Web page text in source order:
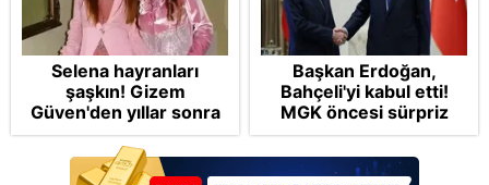
Selena hayranları
şaşkın! Gizem
Güven'den yıllar sonra
gelen Cansu Demirci
itirafı! "Konuşmuyoruz"
Başkan Erdoğan,
Bahçeli'yi kabul etti!
MGK öncesi sürpriz
zirve: Çerçeve Yasa
teklifi gündemde